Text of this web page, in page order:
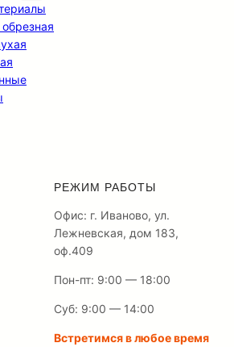
РЕЖИМ РАБОТЫ
Офис: г. Иваново, ул.
Лежневская, дом 183,
оф.409
Пон-пт: 9:00 — 18:00
Суб: 9:00 — 14:00
Встретимся в любое время